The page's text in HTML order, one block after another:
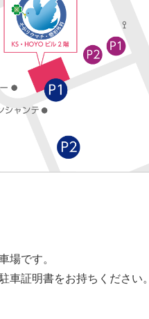
場です。
車証明書をお持ちください。